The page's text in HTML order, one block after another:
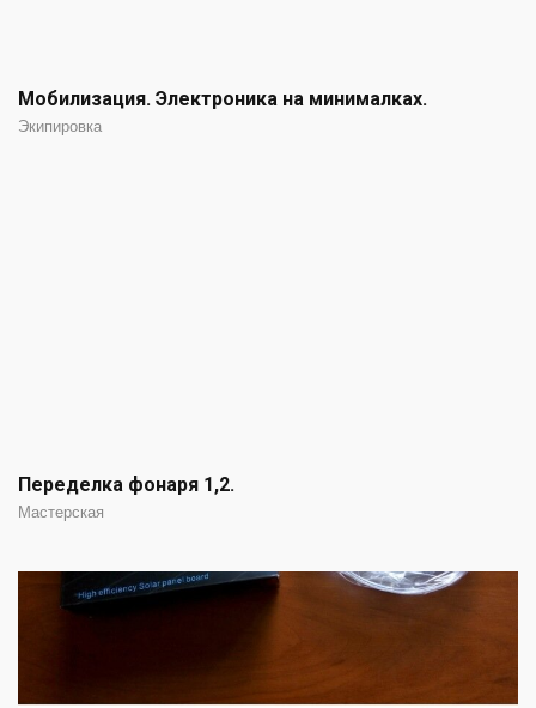
Мобилизация. Электроника на минималках.
Экипировка
Переделка фонаря 1,2.
Мастерская